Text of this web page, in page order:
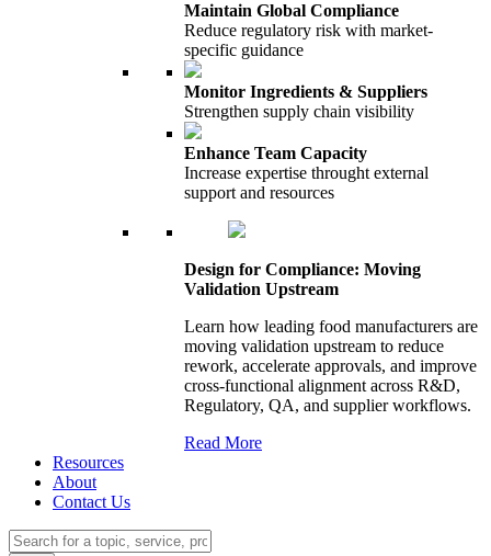
Maintain Global Compliance
Reduce regulatory risk with market-
specific guidance
Monitor Ingredients & Suppliers
Strengthen supply chain visibility
Enhance Team Capacity
Increase expertise throught external
support and resources
Design for Compliance: Moving
Validation Upstream
Learn how leading food manufacturers are
moving validation upstream to reduce
rework, accelerate approvals, and improve
cross-functional alignment across R&D,
Regulatory, QA, and supplier workflows.
Read More
Resources
About
Contact Us